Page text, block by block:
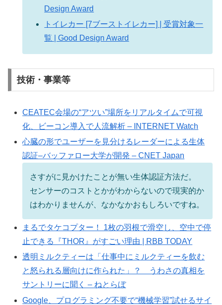
Design Award
トイレカー [7ブーストイレカー] | 受賞対象一
覧 | Good Design Award
技術・事業等
CEATEC会場の“アツい”場所をリアルタイムで可視
化、ビーコン導入で人流解析 – INTERNET Watch
心臓の形でユーザーを見分けるレーダーによる生体
認証–バッファロー大学が開発 – CNET Japan
さすがに見かけたことが無い生体認証方法だ。
センサーのコストとかがわからないので現実的か
はわかりませんが、なかなかおもしろいですね。
まるでタケコプター！ 1枚の羽根で滑空し、空中で停
止できる『THOR』がすごい理由 | RBB TODAY
透明ミルクティーは「仕事中にミルクティーを飲む
と怒られる層向けに作られた」？ うわさの真相を
サントリーに聞く – ねとらぼ
Google、プログラミング不要で“機械学習”試せるサイ